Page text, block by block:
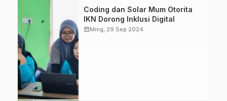
Mum dan Solar
Mum untuk
meningkatkan
keterampilan
masyarakat di
Desa Binuang.
(Foto: Humas
Otorita IKN)
Coding dan Solar Mum Otorita
IKN Dorong Inklusi Digital
calendar_monthMing, 29 Sep 2024